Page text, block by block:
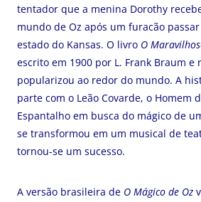
tentador que a menina Dorothy
mundo de Oz após um furacão
estado do Kansas. O livro O
escrito em 1900 por L. Frank Braum e
popularizou ao redor do mundo. A
parte com o Leão Covarde, o Homem
Espantalho em busca do mágico de
se transformou em um musical de
tornou-se um sucesso.
A versão brasileira de O Mágico de Oz